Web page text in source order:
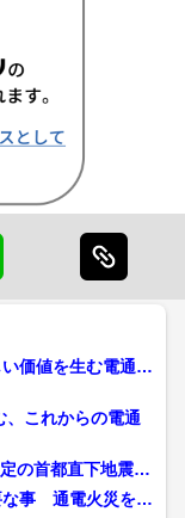
価値を生む電通の
、これからの電通
の首都直下地震被
な事 通電火災を止